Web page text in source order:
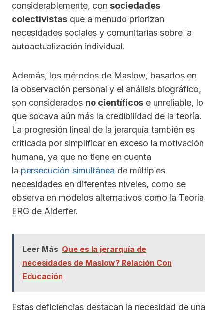
considerablemente, con sociedades
colectivistas que a menudo priorizan
necesidades sociales y comunitarias sobre la
autoactualización individual.
Además, los métodos de Maslow, basados en
la observación personal y el análisis biográfico,
son considerados no científicos e unreliable, lo
que socava aún más la credibilidad de la teoría.
La progresión lineal de la jerarquía también es
criticada por simplificar en exceso la motivación
humana, ya que no tiene en cuenta
la persecución simultánea de múltiples
necesidades en diferentes niveles, como se
observa en modelos alternativos como la Teoría
ERG de Alderfer.
Leer Más Que es la jerarquía de
necesidades de Maslow? Relación Con
Educación
Estas deficiencias destacan la necesidad de una